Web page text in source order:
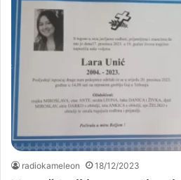
radiokameleon 18/12/2023